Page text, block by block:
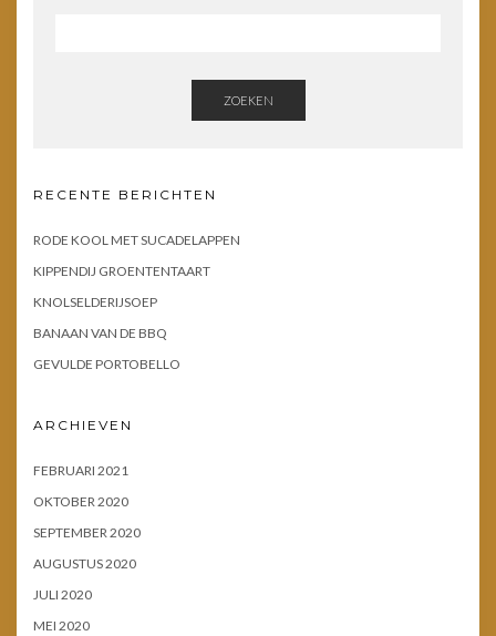
ZOEKEN
RECENTE BERICHTEN
RODE KOOL MET SUCADELAPPEN
KIPPENDIJ GROENTENTAART
KNOLSELDERIJSOEP
BANAAN VAN DE BBQ
GEVULDE PORTOBELLO
ARCHIEVEN
FEBRUARI 2021
OKTOBER 2020
SEPTEMBER 2020
AUGUSTUS 2020
JULI 2020
MEI 2020